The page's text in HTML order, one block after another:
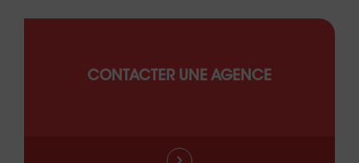
CONTACTER UNE AGENCE